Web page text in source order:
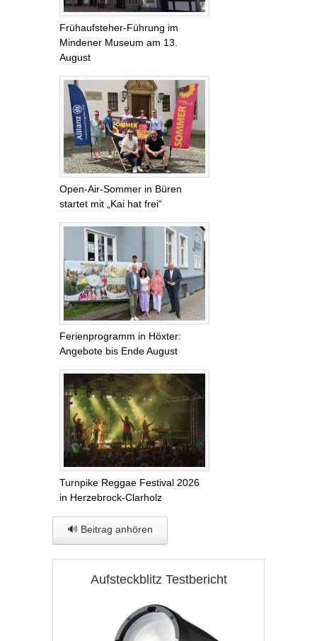
Frühaufsteher-Führung im
Mindener Museum am 13.
August
Open-Air-Sommer in Büren
startet mit „Kai hat frei“
Ferienprogramm in Höxter:
Angebote bis Ende August
Turnpike Reggae Festival 2026
in Herzebrock-Clarholz
🔊 Beitrag anhören
Aufsteckblitz Testbericht